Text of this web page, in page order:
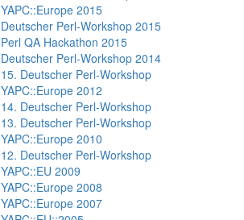
YAPC::Europe 2015
Deutscher Perl-Workshop 2015
Perl QA Hackathon 2015
Deutscher Perl-Workshop 2014
15. Deutscher Perl-Workshop
YAPC::Europe 2012
14. Deutscher Perl-Workshop
13. Deutscher Perl-Workshop
YAPC::Europe 2010
12. Deutscher Perl-Workshop
YAPC::EU 2009
YAPC::Europe 2008
YAPC::Europe 2007